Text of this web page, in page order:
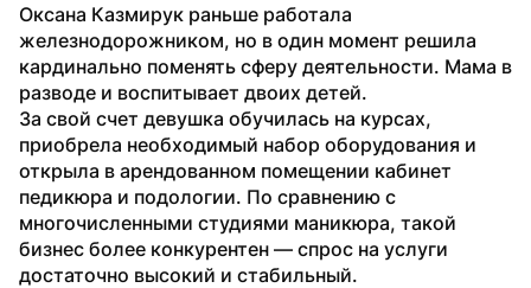
Оксана Казмирук раньше работала
железнодорожником, но в один момент решила
кардинально поменять сферу деятельности. Мама в
разводе и воспитывает двоих детей.
За свой счет девушка обучилась на курсах,
приобрела необходимый набор оборудования и
открыла в арендованном помещении кабинет
педикюра и подологии. По сравнению с
многочисленными студиями маникюра, такой
бизнес более конкурентен — спрос на услуги
достаточно высокий и стабильный.